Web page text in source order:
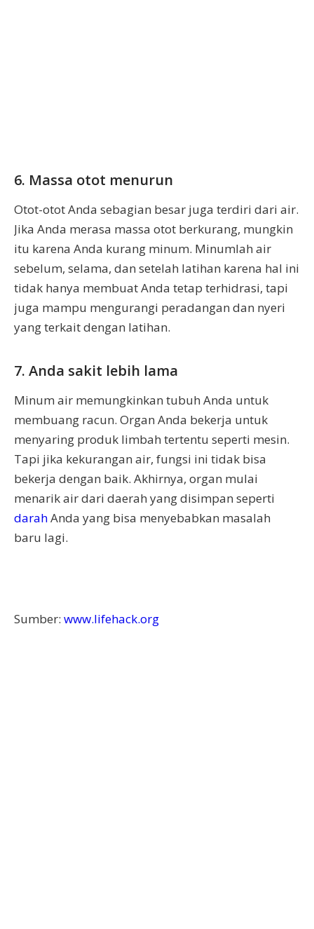
6. Massa otot menurun
Otot-otot Anda sebagian besar juga terdiri dari air.
Jika Anda merasa massa otot berkurang, mungkin
itu karena Anda kurang minum. Minumlah air
sebelum, selama, dan setelah latihan karena hal ini
tidak hanya membuat Anda tetap terhidrasi, tapi
juga mampu mengurangi peradangan dan nyeri
yang terkait dengan latihan.
7. Anda sakit lebih lama
Minum air memungkinkan tubuh Anda untuk
membuang racun. Organ Anda bekerja untuk
menyaring produk limbah tertentu seperti mesin.
Tapi jika kekurangan air, fungsi ini tidak bisa
bekerja dengan baik. Akhirnya, organ mulai
menarik air dari daerah yang disimpan seperti
darahAnda yang bisa menyebabkan masalah
baru lagi.
Sumber: www.lifehack.org